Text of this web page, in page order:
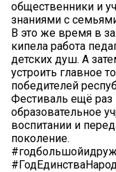
общественники и
знаниями с
В это же время в
кипела работа
детских душ. А
устроить главное
победителей
Фестиваль ещё раз
образовательное
воспитании и
поколение.